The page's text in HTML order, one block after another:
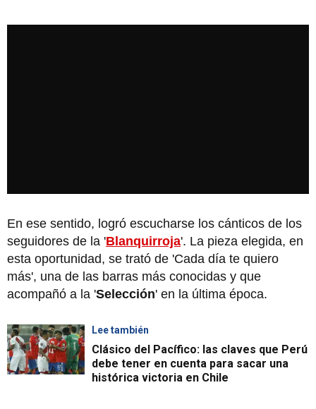
En ese sentido, logró escucharse los cánticos de los
seguidores de la 'Blanquirroja'. La pieza elegida, en
esta oportunidad, se trató de 'Cada día te quiero
más', una de las barras más conocidas y que
acompañó a la 'Selección' en la última época.
Lee también
Clásico del Pacífico: las claves que Perú
debe tener en cuenta para sacar una
histórica victoria en Chile